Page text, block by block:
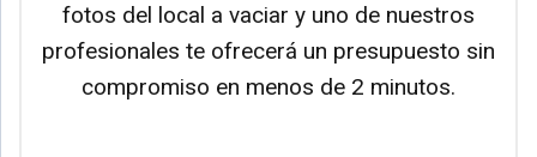
fotos del local a vaciar y uno de nuestros
profesionales te ofrecerá un presupuesto sin
compromiso en menos de 2 minutos.